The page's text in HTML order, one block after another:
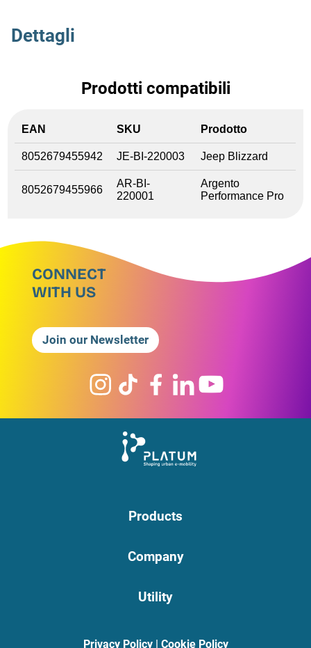
Dettagli
Prodotti compatibili
EAN SKU Prodotto
8052679455942 JE-BI-220003 Jeep Blizzard
8052679455966
AR-BI-
220001
Argento
Performance Pro
CONNECT
WITH US
Join our Newsletter
Products
Company
Utility
Privacy Policy| Cookie Policy